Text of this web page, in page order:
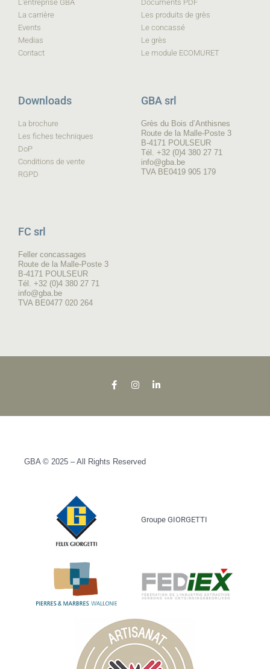
L'entreprise GBA
La carrière
Events
Medias
Contact
Documents PDF
Les produits de grès
Le concassé
Le grès
Le module ECOMURET
Downloads
La brochure
Les fiches techniques
DoP
Conditions de vente
RGPD
GBA srl
Grès du Bois d’Anthisnes
Route de la Malle-Poste 3
B-4171 POULSEUR
Tél. +32 (0)4 380 27 71
info@gba.be
TVA BE0419 905 179
FC srl
Feller concassages
Route de la Malle-Poste 3
B-4171 POULSEUR
Tél. +32 (0)4 380 27 71
info@gba.be
TVA BE0477 020 264
GBA © 2025 – All Rights Reserved
Groupe GIORGETTI